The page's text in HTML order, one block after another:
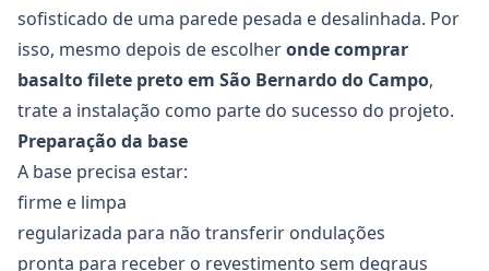
sofisticado de uma parede pesada e desalinhada. Por
isso, mesmo depois de escolheronde comprar
basalto filete preto em São Bernardo do Campo,
trate a instalação como parte do sucesso do projeto.
Preparação da base
A base precisa estar:
firme e limpa
regularizada para não transferir ondulações
pronta para receber o revestimento sem degraus